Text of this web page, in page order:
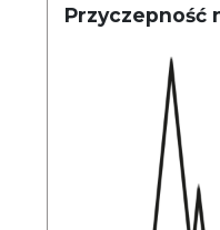
Przyczepność